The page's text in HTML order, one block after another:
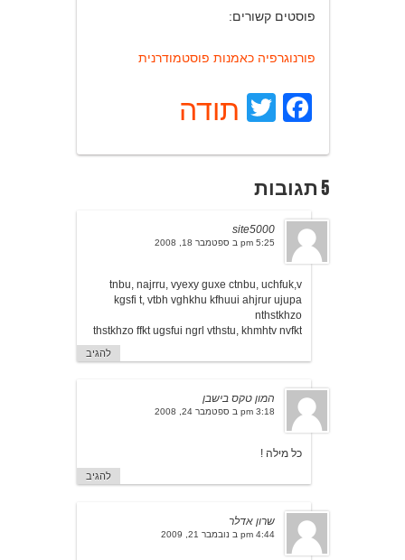
פוסטים קשורים:
פורנוגרפיה כאמנות פוסטמודרנית
Facebook
Twitter
תודה
5 תגובות
site5000
5:25 pm ב ספטמבר 18, 2008
tnbu, najrru, vyexy guxe ctnbu, uchfuk,v
kgsfi t, vtbh vghkhu kfhuui ahjrur ujupa
nthstkhzo
thstkhzo ffkt ugsfui ngrl vthstu, khmhtv nvfkt
להגיב
המון טקס בישבן
3:18 pm ב ספטמבר 24, 2008
כל מילה !
להגיב
שרון אדלר
4:44 pm ב נובמבר 21, 2009